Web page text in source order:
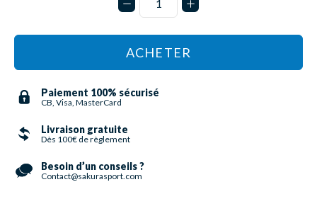
ACHETER
Paiement 100% sécurisé
CB, Visa, MasterCard
Livraison gratuite
Dès 100€ de règlement
Besoin d’un conseils ?
Contact@sakurasport.com